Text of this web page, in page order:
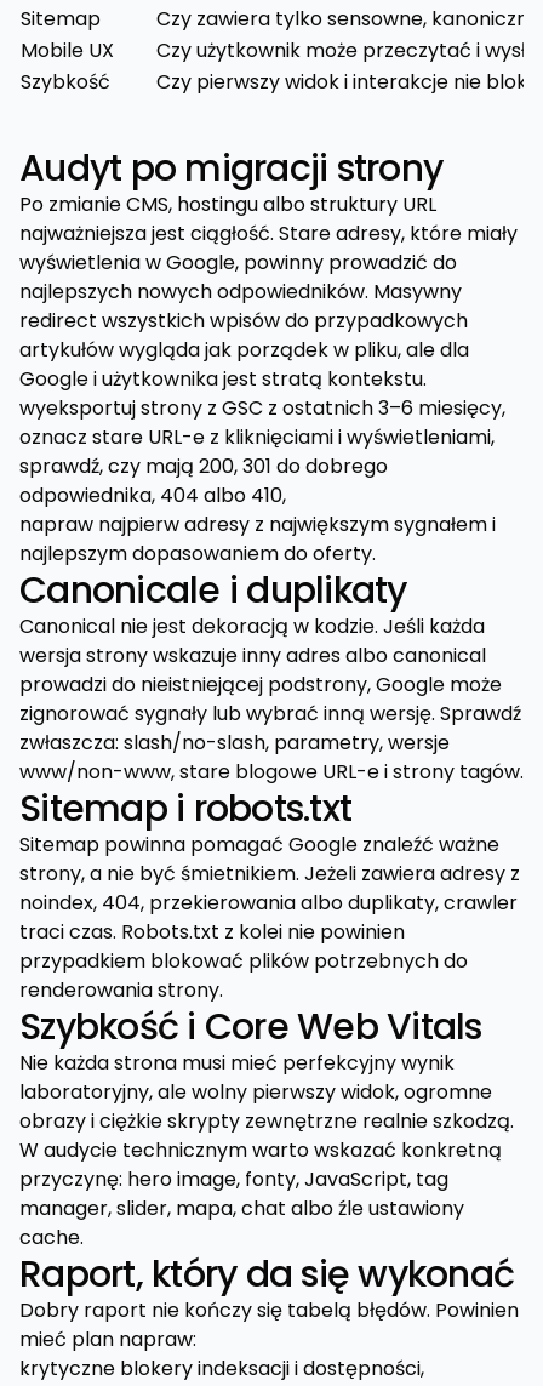
Sitemap
Czy zawiera tylko sensowne, kanoniczne
Mobile UX
Czy użytkownik może przeczytać i
Szybkość
Czy pierwszy widok i interakcje nie
Audyt po migracji strony
Po zmianie CMS, hostingu albo struktury URL
najważniejsza jest ciągłość. Stare adresy, które miały
wyświetlenia w Google, powinny prowadzić do
najlepszych nowych odpowiedników. Masywny
redirect wszystkich wpisów do przypadkowych
artykułów wygląda jak porządek w pliku, ale dla
Google i użytkownika jest stratą kontekstu.
wyeksportuj strony z GSC z ostatnich 3–6 miesięcy,
oznacz stare URL-e z kliknięciami i wyświetleniami,
sprawdź, czy mają 200, 301 do dobrego
odpowiednika, 404 albo 410,
napraw najpierw adresy z największym sygnałem i
najlepszym dopasowaniem do oferty.
Canonicale i duplikaty
Canonical nie jest dekoracją w kodzie. Jeśli każda
wersja strony wskazuje inny adres albo canonical
prowadzi do nieistniejącej podstrony, Google może
zignorować sygnały lub wybrać inną wersję. Sprawdź
zwłaszcza: slash/no-slash, parametry, wersje
www/non-www, stare blogowe URL-e i strony tagów.
Sitemap i robots.txt
Sitemap powinna pomagać Google znaleźć ważne
strony, a nie być śmietnikiem. Jeżeli zawiera adresy z
noindex, 404, przekierowania albo duplikaty, crawler
traci czas. Robots.txt z kolei nie powinien
przypadkiem blokować plików potrzebnych do
renderowania strony.
Szybkość i Core Web Vitals
Nie każda strona musi mieć perfekcyjny wynik
laboratoryjny, ale wolny pierwszy widok, ogromne
obrazy i ciężkie skrypty zewnętrzne realnie szkodzą.
W audycie technicznym warto wskazać konkretną
przyczynę: hero image, fonty, JavaScript, tag
manager, slider, mapa, chat albo źle ustawiony
cache.
Raport, który da się wykonać
Dobry raport nie kończy się tabelą błędów. Powinien
mieć plan napraw:
krytyczne blokery indeksacji i dostępności,